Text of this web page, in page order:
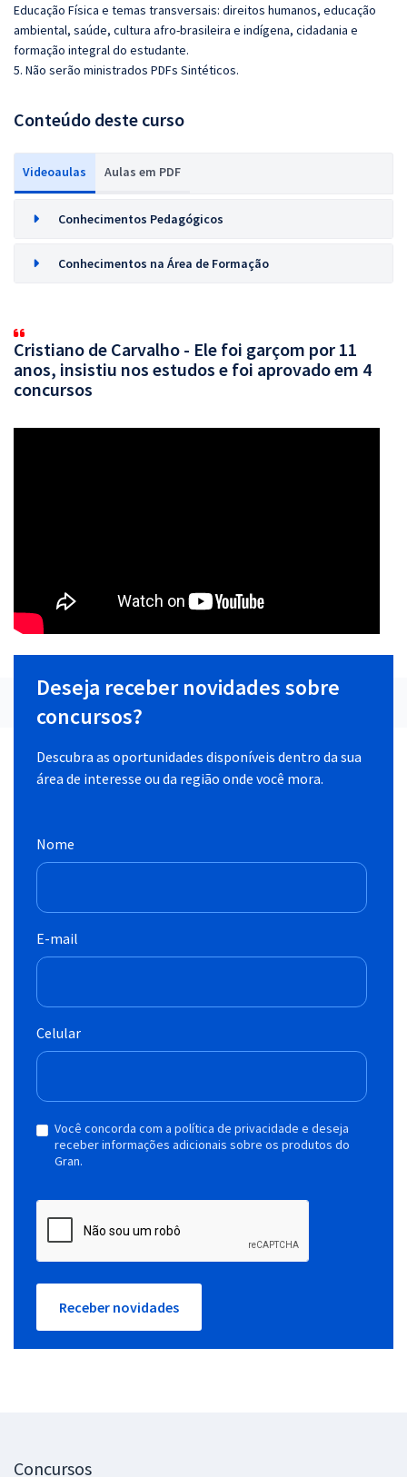
Educação Física e temas transversais: direitos humanos, educação
ambiental, saúde, cultura afro-brasileira e indígena, cidadania e
formação integral do estudante.
5. Não serão ministrados PDFs Sintéticos.
Conteúdo deste curso
Videoaulas Aulas em PDF
Conhecimentos Pedagógicos
Conhecimentos na Área de Formação
Cristiano de Carvalho - Ele foi garçom por 11
anos, insistiu nos estudos e foi aprovado em 4
concursos
Deseja receber novidades sobre
concursos?
Descubra as oportunidades disponíveis dentro da sua
área de interesse ou da região onde você mora.
Nome
E-mail
Celular
Você concorda com a política de privacidade e deseja
receber informações adicionais sobre os produtos do
Gran.
Receber novidades
Concursos